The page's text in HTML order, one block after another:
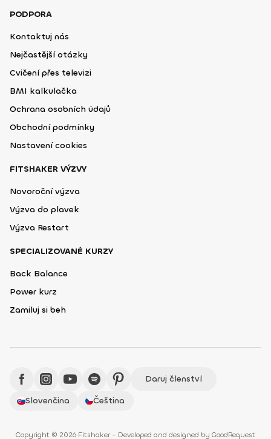
PODPORA
Kontaktuj nás
Nejčastější otázky
Cvičení přes televizi
BMI kalkulačka
Ochrana osobních údajů
Obchodní podmínky
Nastavení cookies
FITSHAKER VÝZVY
Novoroční výzva
Výzva do plavek
Výzva Restart
SPECIALIZOVANÉ KURZY
Back Balance
Power kurz
Zamiluj si beh
Daruj členství
Slovenčina
Čeština
Copyright © 2026 Fitshaker - Developed and designed by GoodRequest